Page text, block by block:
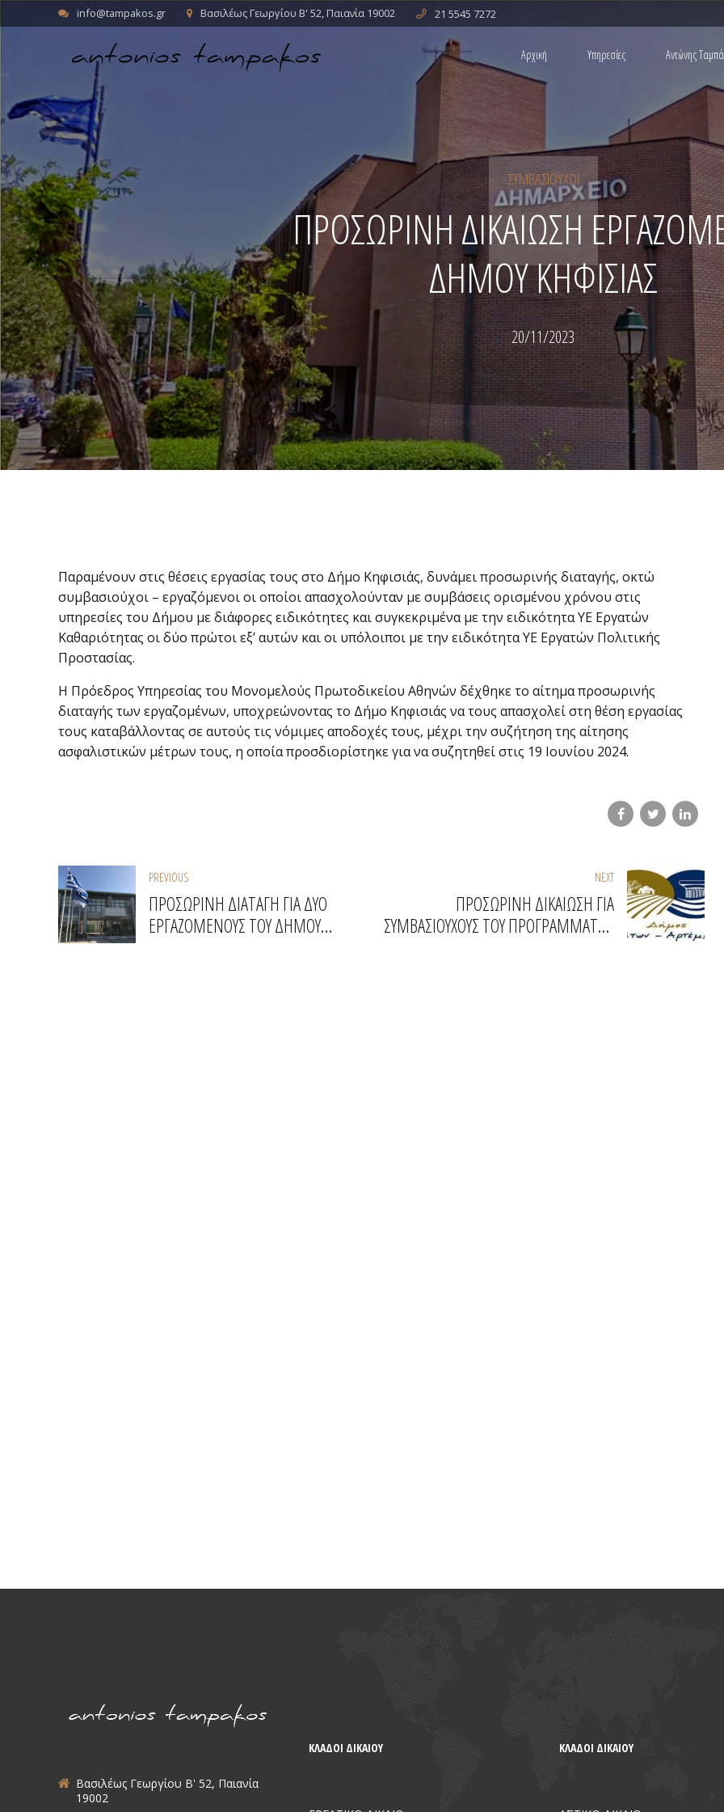
info@tampakos.gr Βασιλέως Γεωργίου Β' 52, Παιανία 19002 21 5545 7272
Αρχική Υπηρεσίες
ΕΡΓΑΤΙΚΟ ΔΙΚΑΙΟ
ΥΠΑΛΛΗΛΙΚΟ ΔΙΚΑΙΟ
ΑΣΤΙΚΟ ΔΙΚΑΙΟ
ΔΙΑΦΟΡΕΣ ΑΠΟ AYTOKINHTA
Αντώνης
ΣΥΜΒΑΣΙΟΎΧΟΙ
ΠΡΟΣΩΡΙΝΗ ΔΙΚΑΙΩΣΗ
ΔΗΜΟΥ ΚΗΦΙΣΙΑΣ
20/11/2023
Παραμένουν στις θέσεις εργασίας τους στο Δήμο Κηφισιάς, δυνάμει προσωρινής διαταγής, οκτώ
συμβασιούχοι – εργαζόμενοι οι οποίοι απασχολούνταν με συμβάσεις ορισμένου χρόνου στις
υπηρεσίες του Δήμου με διάφορες ειδικότητες και συγκεκριμένα με την ειδικότητα ΥΕ Εργατών
Καθαριότητας οι δύο πρώτοι εξ’ αυτών και οι υπόλοιποι με την ειδικότητα ΥΕ Εργατών Πολιτικής
Προστασίας.
Η Πρόεδρος Υπηρεσίας του Μονομελούς Πρωτοδικείου Αθηνών δέχθηκε το αίτημα προσωρινής
διαταγής των εργαζομένων, υποχρεώνοντας το Δήμο Κηφισιάς να τους απασχολεί στη θέση εργασίας
τους καταβάλλοντας σε αυτούς τις νόμιμες αποδοχές τους, μέχρι την συζήτηση της αίτησης
ασφαλιστικών μέτρων τους, η οποία προσδιορίστηκε για να συζητηθεί στις 19 Ιουνίου 2024.
PREVIOUS
ΠΡΟΣΩΡΙΝΗ ΔΙΑΤΑΓΗ ΓΙΑ ΔΥΟ
ΕΡΓΑΖΟΜΕΝΟΥΣ ΤΟΥ ΔΗΜΟΥ
NEXT
ΠΡΟΣΩΡΙΝΗ ΔΙΚΑΙΩΣΗ ΓΙΑ
ΣΥΜΒΑΣΙΟΥΧΟΥΣ ΤΟΥ ΠΡΟΓΡΑΜΜΑΤΟΣ
Βασιλέως Γεωργίου Β' 52, Παιανία
19002
ΚΛΑΔΟΙ ΔΙΚΑΙΟΥ ΚΛΑΔΟΙ ΔΙΚΑΙΟΥ